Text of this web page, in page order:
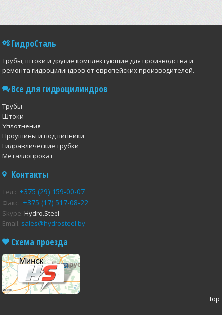
ГидроСталь
Трубы, штоки и другие комплектующие для производства и
ремонта гидроцилиндров от европейских производителей.
Все для гидроцилиндров
Трубы
Штоки
Уплотнения
Проушины и подшипники
Гидравлические трубки
Металлопрокат
Контакты
Тел.: +375 (29) 159-00-07
Факс: +375 (17) 517-08-22
Skype: Hydro.Steel
Email: sales@hydrosteel.by
Схема проезда
top